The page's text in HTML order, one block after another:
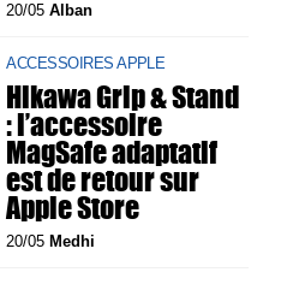
20/05Alban
ACCESSOIRES APPLE
Hikawa Grip & Stand
: l’accessoire
MagSafe adaptatif
est de retour sur
Apple Store
20/05 Medhi